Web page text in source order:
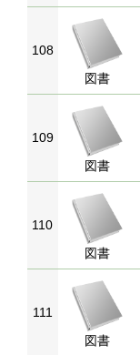
108
図書
109
図書
110
図書
111
図書